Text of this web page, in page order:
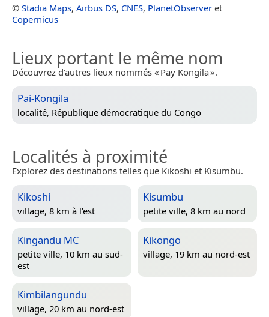
© Stadia Maps, Airbus DS, CNES, PlanetObserver et
Copernicus
Lieux portant le même nom
Découvrez d’autres lieux nommés « Pay Kongila ».
Pai-Kongila
localité, République démocratique du Congo
Localités à proximité
Explorez des destinations telles que Kikoshi et Kisumbu.
Kikoshi
village, 8 km à l’est
Kisumbu
petite ville, 8 km au nord
Kingandu MC
petite ville, 10 km au sud-
est
Kikongo
village, 19 km au nord-est
Kimbilangundu
village, 20 km au nord-est